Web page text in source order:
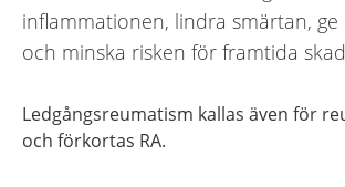
inflammationen, lindra smärtan,
och minska risken för framtida
Ledgångsreumatism kallas även för
och förkortas RA.